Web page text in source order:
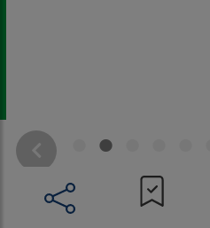
CONDIVIDI